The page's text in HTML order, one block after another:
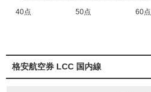
40点 50点 60点
格安航空券 LCC 国内線